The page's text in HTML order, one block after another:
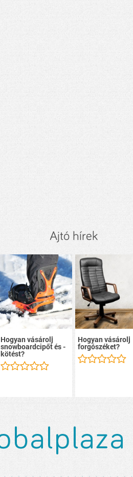
Ajtó hírek
Hogyan vásárolj
snowboardcipőt és -
kötést?
Hogyan vásárolj
forgószéket?